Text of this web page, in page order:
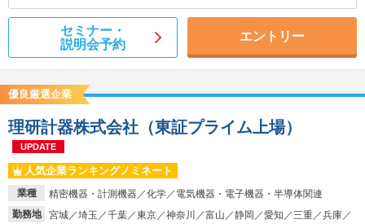
セミナー・
説明会予約
エントリー
優良厳選企業
業種
精密機器・計測機器／化学／電気機器・電子機器・半導体関連
勤務地
宮城／埼玉／千葉／東京／神奈川／富山／静岡／愛知／三重／兵庫／
理研計器株式会社（東証プライム上場）
UPDATE
人気企業ランキングノミネート